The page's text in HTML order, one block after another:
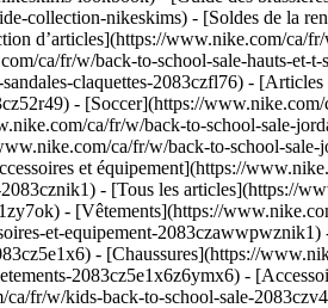
collection-nikeskims) - [Soldes de la
d’articles](https://www.nike.com/ca/
ca/fr/w/back-to-school-sale-hauts-
claquettes-2083czfl76) -
- [Soccer](https://
ca/fr/w/back-to-school-sale-
ca/fr/w/back-to-school-
et équipement](https://
- [Tous les articles](https://
- [Vêtements](https://
et-equipement-2083czawwpwznik1)
- [Chaussures](https://
2083cz5e1x6z6ymx6) -
soit pour une séance cardio faisant travailler tout le corps, soit pour un entraînement de récupération Si ton objectif est de faire travailler tout ton corps, ou si tu as besoin de récupérer de manière active, tu peux ajuster l'intensité du rameur à ta convenance. [Les recherches ont révélé](https://journals.lww.com/acsm-msse/Fulltext/2008/03000/Physiological_and_Performance_Effects_of_Low_.26.aspx) qu'avec une bonne posture, le rameur fait travailler plus de 80 % du corps, ce qui en fait un excellent choix pour un entraînement complet, associant travail cardio (augmentation du rythme cardiaque), endurance (pour tenir plus longtemps) et renforcement (activation et sollicitation de plusieurs groupes musculaires). Comme dans tous les sports, il est préférable de varier tes entraînements tout au long de la semaine pour [éviter les déséquilibres musculaires](https://www.eajournals.org/wp-content/uploads/A-Novel-approach-to-detect-muscle-strength-imbalances-via-motion-analysis-using-Sensory-Inputs.pdf). Pour les adeptes du rameur, [de nombreuses études](https://www.frontiersin.org/articles/10.3389/fphys.2020.00888/full) suggèrent d'alterner avec un [entraînement de renforcement avec forte résistance](https://www.researchgate.net/publication/338550725_Strength_and_Conditioning_for_Competitive_Rowers), non seulement pour [prévenir les blessures](https://www.acsm.org/docs/default-source/files-for-resource-library/smb-resistance-training-and-injury-prevention.pdf), mais également pour activer différents groupes musculaires. Il y a différentes manières d'optimiser tes entraînements sur rameur, en fonction de tes objectifs. Si tu cherches à gagner en puissance, il est important de te focaliser sur les mouvements des jambes. D'après Neil Bergenroth, champion national de rameur, entraîneur et directeur de Grow Tulsa (un programme de la Tulsa Youth Rowing Association), c'est durant la phase de propulsion, lorsque tu repousses la machine à l'aide des pieds et des jambes, que tu travailles la puissance. « Si le mouvement est fait correctement, il est possible de soulever quelques kilos en décollant du siège de la machine et en suspendant le poids du corps à la poignée, explique Neil Bergenroth. Plus ce mouvement est réussi, plus puissante est la force que l'athlète peut appliquer sur le repose-pied et la poignée. Une fois qu'on a appris à faire cela, c'est comme si on passait d'un moteur à quatre cylindres à un V8 ! » Au contraire, si tu fais un entraînement basé sur l'endurance, Amanda Painter Diver suggère de pousser avec moins de force sur les jambes pour permettre à ton corps de récupérer. Pour rester sur un exercice de type aérobie, Neil Bergenroth explique que tu dois pouvoir tenir une conversation tout en ramant. « Tant que